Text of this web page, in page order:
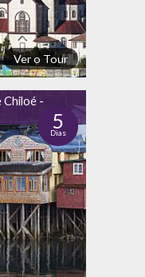
Ver o Tour
Chiloé -
5
Dias